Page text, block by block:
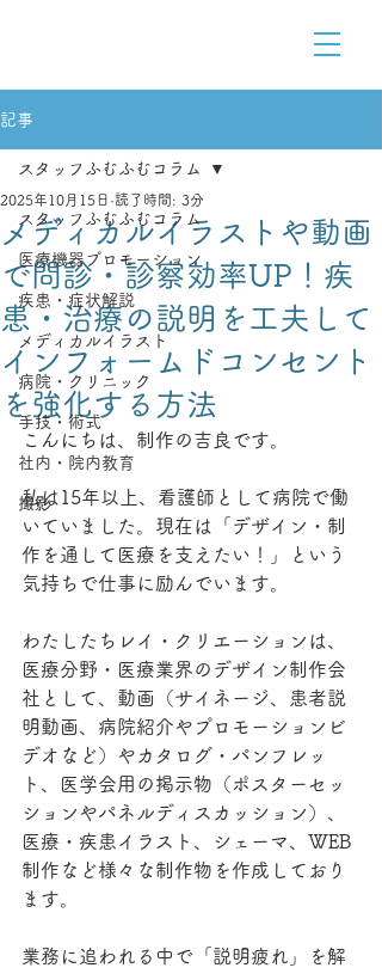
記事
スタッフふむふむコラム
医療機器プロモーション
疾患・症状解説
メディカルイラスト
病院・クリニック
手技・術式
社内・院内教育
撮影
スタッフふむふむコラム
メディカルイラストや動画
で問診・診察効率UP！疾
患・治療の説明を工夫して
インフォームドコンセント
を強化する方法
2025年10月15日 読了時間: 3分
こんにちは、制作の吉良です。
私は15年以上、看護師として病院で働
いていました。現在は「デザイン・制
作を通して医療を支えたい！」という
気持ちで仕事に励んでいます。
わたしたちレイ・クリエーションは、
医療分野・医療業界のデザイン制作会
社として、動画（サイネージ、患者説
明動画、病院紹介やプロモーションビ
デオなど）やカタログ・パンフレッ
ト、医学会用の掲示物（ポスターセッ
ションやパネルディスカッション）、
医療・疾患イラスト、シェーマ、WEB
制作など様々な制作物を作成しており
ます。
業務に追われる中で「説明疲れ」を解